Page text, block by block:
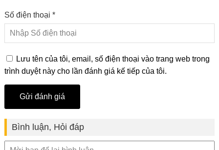
Số điện thoại *
Lưu tên của tôi, email, số điện thoại vào trang web trong
trình duyệt này cho lần đánh giá kế tiếp của tôi.
Bình luận, Hỏi đáp